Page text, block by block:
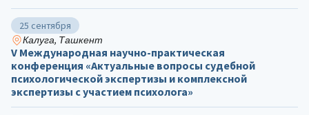
25 сентября
Калуга, Ташкент
V Международная научно-практическая
конференция «Актуальные вопросы судебной
психологической экспертизы и комплексной
экспертизы с участием психолога»